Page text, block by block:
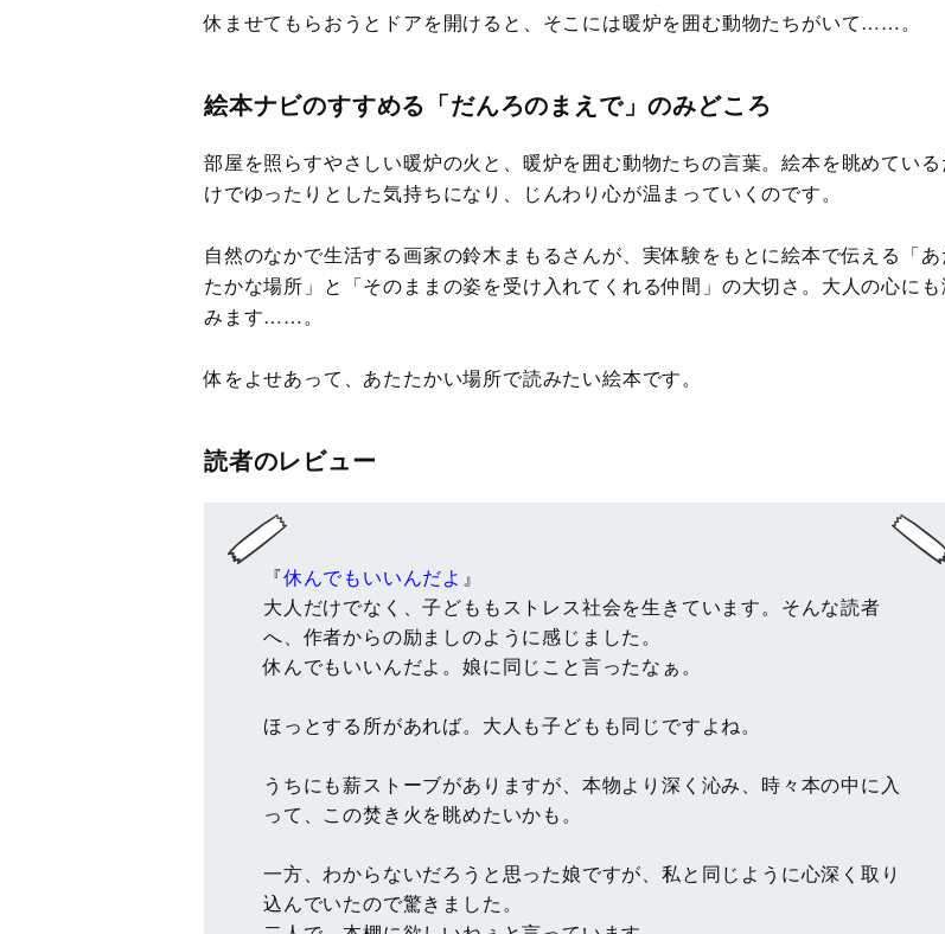
休ませてもらおうとドアを開けると、そこには暖炉を囲む動物たちがいて……。
絵本ナビのすすめる「だんろのまえで」のみどころ
部屋を照らすやさしい暖炉の火と、暖炉を囲む動物たちの言葉。絵本を眺めてい
けでゆったりとした気持ちになり、じんわり心が温まっていくのです。
自然のなかで生活する画家の鈴木まもるさんが、実体験をもとに絵本で伝える「あ
たかな場所」と「そのままの姿を受け入れてくれる仲間」の大切さ。大人の心に
みます……。
体をよせあって、あたたかい場所で読みたい絵本です。
読者のレビュー
『休んでもいいんだよ 』
大人だけでなく、子どももストレス社会を生きています。そんな読者
へ、作者からの励ましのように感じました。
休んでもいいんだよ。娘に同じこと言ったなぁ。
ほっとする所があれば。大人も子どもも同じですよね。
うちにも薪ストーブがありますが、本物より深く沁み、時々本の中に入
って、この焚き火を眺めたいかも。
一方、わからないだろうと思った娘ですが、私と同じように心深く取り
込んでいたので驚きました。